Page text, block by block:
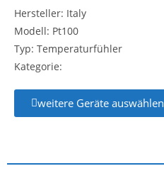
Hersteller: Italy
Modell: Pt100
Typ: Temperaturfühler
Kategorie:
weitere Geräte auswählen